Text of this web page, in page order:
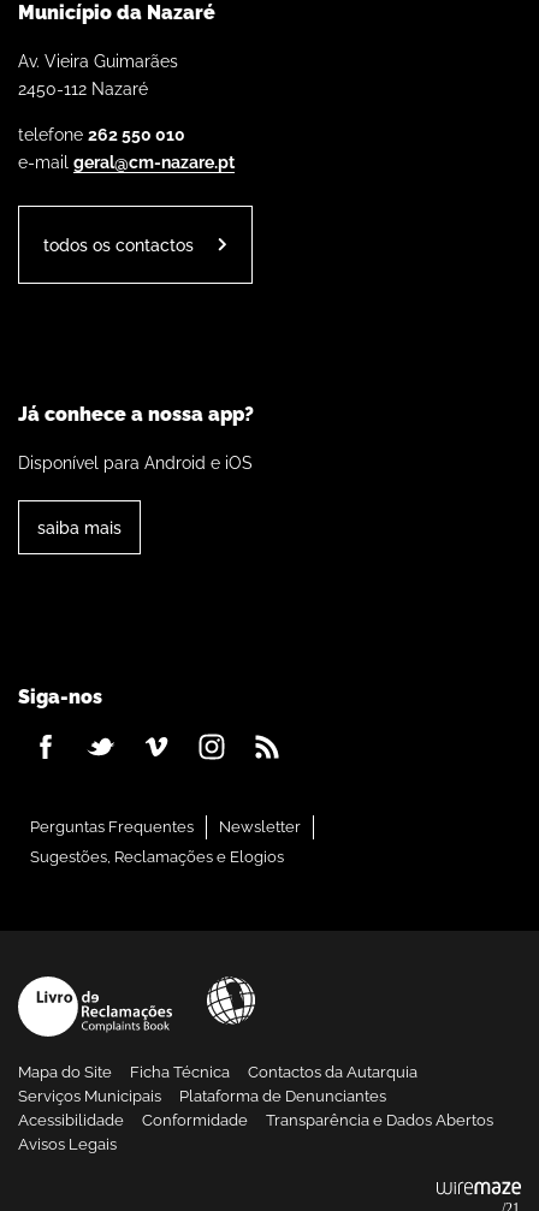
Município da Nazaré
Av. Vieira Guimarães
2450-112 Nazaré
telefone 262 550 010
e-mail geral@cm-nazare.pt
todos os contactos
Já conhece a nossa app?
Disponível para Android e iOS
saiba mais
Siga-nos
Perguntas Frequentes
Newsletter
Sugestões, Reclamações e Elogios
Mapa do Site Ficha Técnica
Contactos da Autarquia
Serviços Municipais
Plataforma de Denunciantes
Acessibilidade
Conformidade
Transparência e Dados Abertos
Avisos Legais